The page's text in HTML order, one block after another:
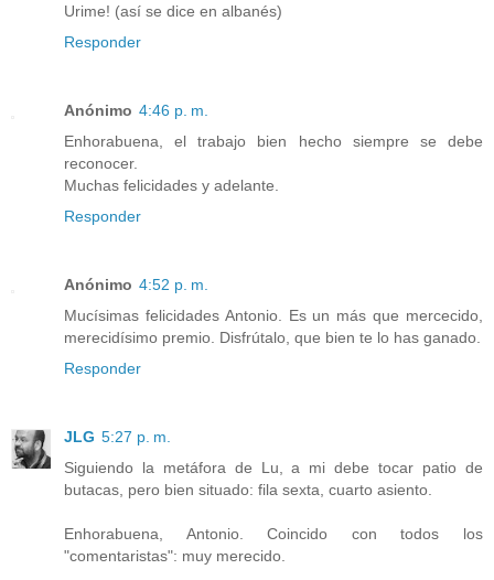
Urime! (así se dice en albanés)
Responder
Anónimo 4:46 p. m.
Enhorabuena, el trabajo bien hecho siempre se debe
reconocer.
Muchas felicidades y adelante.
Responder
Anónimo 4:52 p. m.
Mucísimas felicidades Antonio. Es un más que mercecido,
merecidísimo premio. Disfrútalo, que bien te lo has ganado.
Responder
JLG 5:27 p. m.
Siguiendo la metáfora de Lu, a mi debe tocar patio de
butacas, pero bien situado: fila sexta, cuarto asiento.
Enhorabuena, Antonio. Coincido con todos los
"comentaristas": muy merecido.